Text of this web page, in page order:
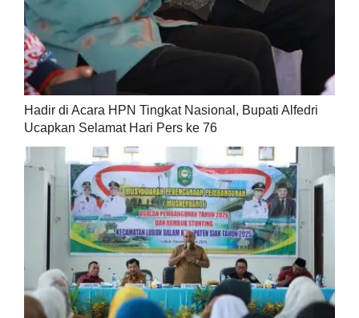
Hadir di Acara HPN Tingkat Nasional, Bupati Alfedri
Ucapkan Selamat Hari Pers ke 76